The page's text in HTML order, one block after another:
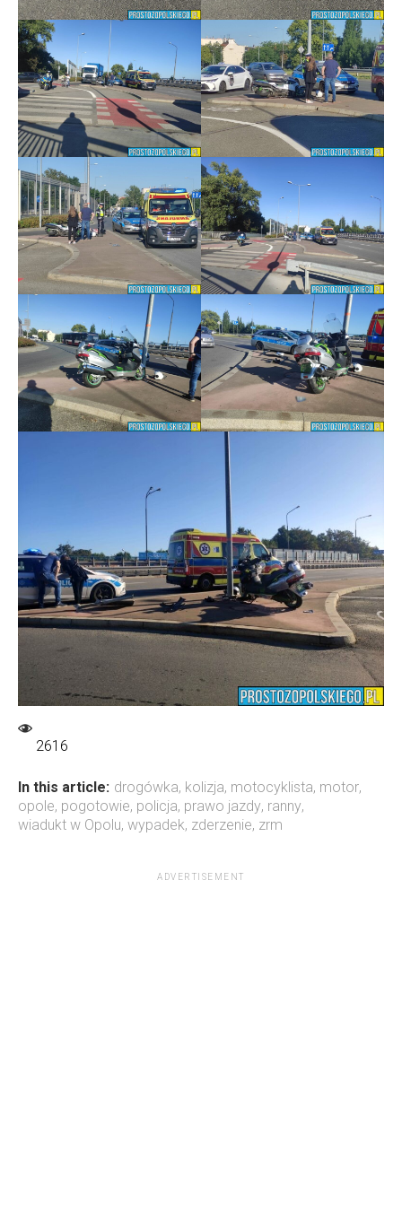
2616
In this article: drogówka, kolizja, motocyklista, motor,
opole, pogotowie, policja, prawo jazdy, ranny,
wiadukt w Opolu, wypadek, zderzenie, zrm
ADVERTISEMENT